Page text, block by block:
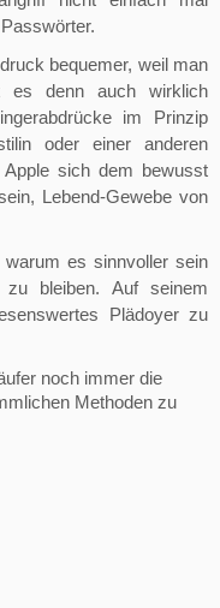
bequemer, weil man
es denn auch wirklich
im Prinzip
oder einer anderen
sich dem bewusst
Lebend-Gewebe von
es sinnvoller sein
bleiben. Auf seinem
Plädoyer zu
noch immer die
Methoden zu